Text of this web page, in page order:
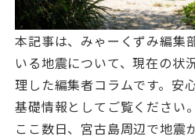
本記事は、みゃーくずみ編集
いる地震について、現在の状
理した編集者コラムです。安
基礎情報としてご覧ください。
ここ数日、宮古島周辺で地震